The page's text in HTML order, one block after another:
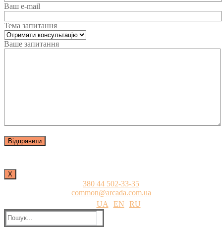
Ваш e-mail
Тема запитання
Ваше запитання
Х
380 44 502-33-35
common@arcada.com.ua
UA
EN
RU
Пошук: